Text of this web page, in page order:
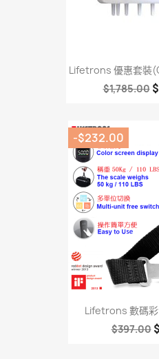
Lifetrons 優惠套裝
$1,785.00
Lifetrons 數碼
$397.00
-$232.00